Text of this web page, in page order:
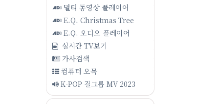
멀티 동영상 플레이어
E.Q. Christmas Tree
E.Q. 오디오 플레이어
실시간 TV보기
가사검색
컴퓨터 오목
K-POP 걸그룹 MV 2023